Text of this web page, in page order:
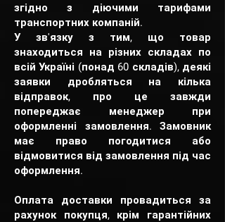
згідно з діючими тарифами
транспортних компаній.
У зв'язку з тим, що товар
знаходиться на різних складах по
всій Україні (понад 60 складів), деякі
заявки дробляться на кілька
відправок, про це завжди
попереджає менеджер при
оформленні замовлення. Замовник
має право погодитися або
відмовитися від замовлення під час
оформлення.
Оплата доставки провадиться за
рахунок покупця, крім гарантійних